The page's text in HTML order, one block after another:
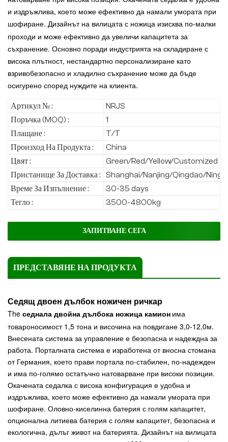
и издръжлива, което може ефективно да намали умората при
шофиране. Дизайнът на вилицата с ножица изисква по-малки
проходи и може ефективно да увеличи капацитета за
съхранение. Основно поради индустрията на складиране с
висока плътност, нестандартно персонализиране като
взривобезопасно и хладилно съхранение може да бъде
осигурено според нуждите на клиента.
Артикул № :
NRJS
Поръчка (MOQ) :
1
Плащане :
T/T
Произход На Продукта :
China
Цвят :
Green/Red/Yellow/Customized
Пристанище За Доставка :
Shanghai/Nanjing/Qingdao/
Време За Изпълнение :
30-35 days
Тегло :
3500-4800kg
ЗАПИТВАНЕ СЕГА
ПРЕДСТАВЯНЕ НА ПРОДУКТА
Седящ двоен дълбок ножичен ричкар
The седнала двойна дълбока ножица камион има
товароносимост 1,5 тона и височина на повдигане 3,0-12,0м.
Внесената система за управление е безопасна и надеждна за
работа. Порталната система е изработена от вносна стомана
от Германия, което прави портала по-стабилен, по-надежден
и има по-голямо остатъчно натоварване при високи позиции.
Окачената седалка с висока конфигурация е удобна и
издръжлива, което може ефективно да намали умората при
шофиране. Оловно-киселинна батерия с голям капацитет,
опционална литиева батерия с голям капацитет, безопасна и
екологична, дълъг живот на батерията. Дизайнът на вилицата